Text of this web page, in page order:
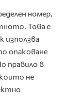
номер,
Това е
използва
опаковане
правило в
не